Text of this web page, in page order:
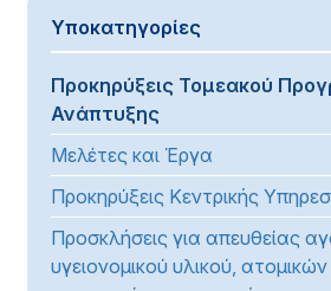
Υποκατηγορίες
Προκηρύξεις Τομεακού
Ανάπτυξης
Μελέτες και Έργα
Προκηρύξεις Κεντρικής
Προσκλήσεις για απευθείας
υγειονομικού υλικού,